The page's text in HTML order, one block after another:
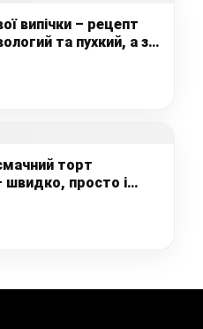
випічки – рецепт
та пухкий, а з
торт
швидко, просто і